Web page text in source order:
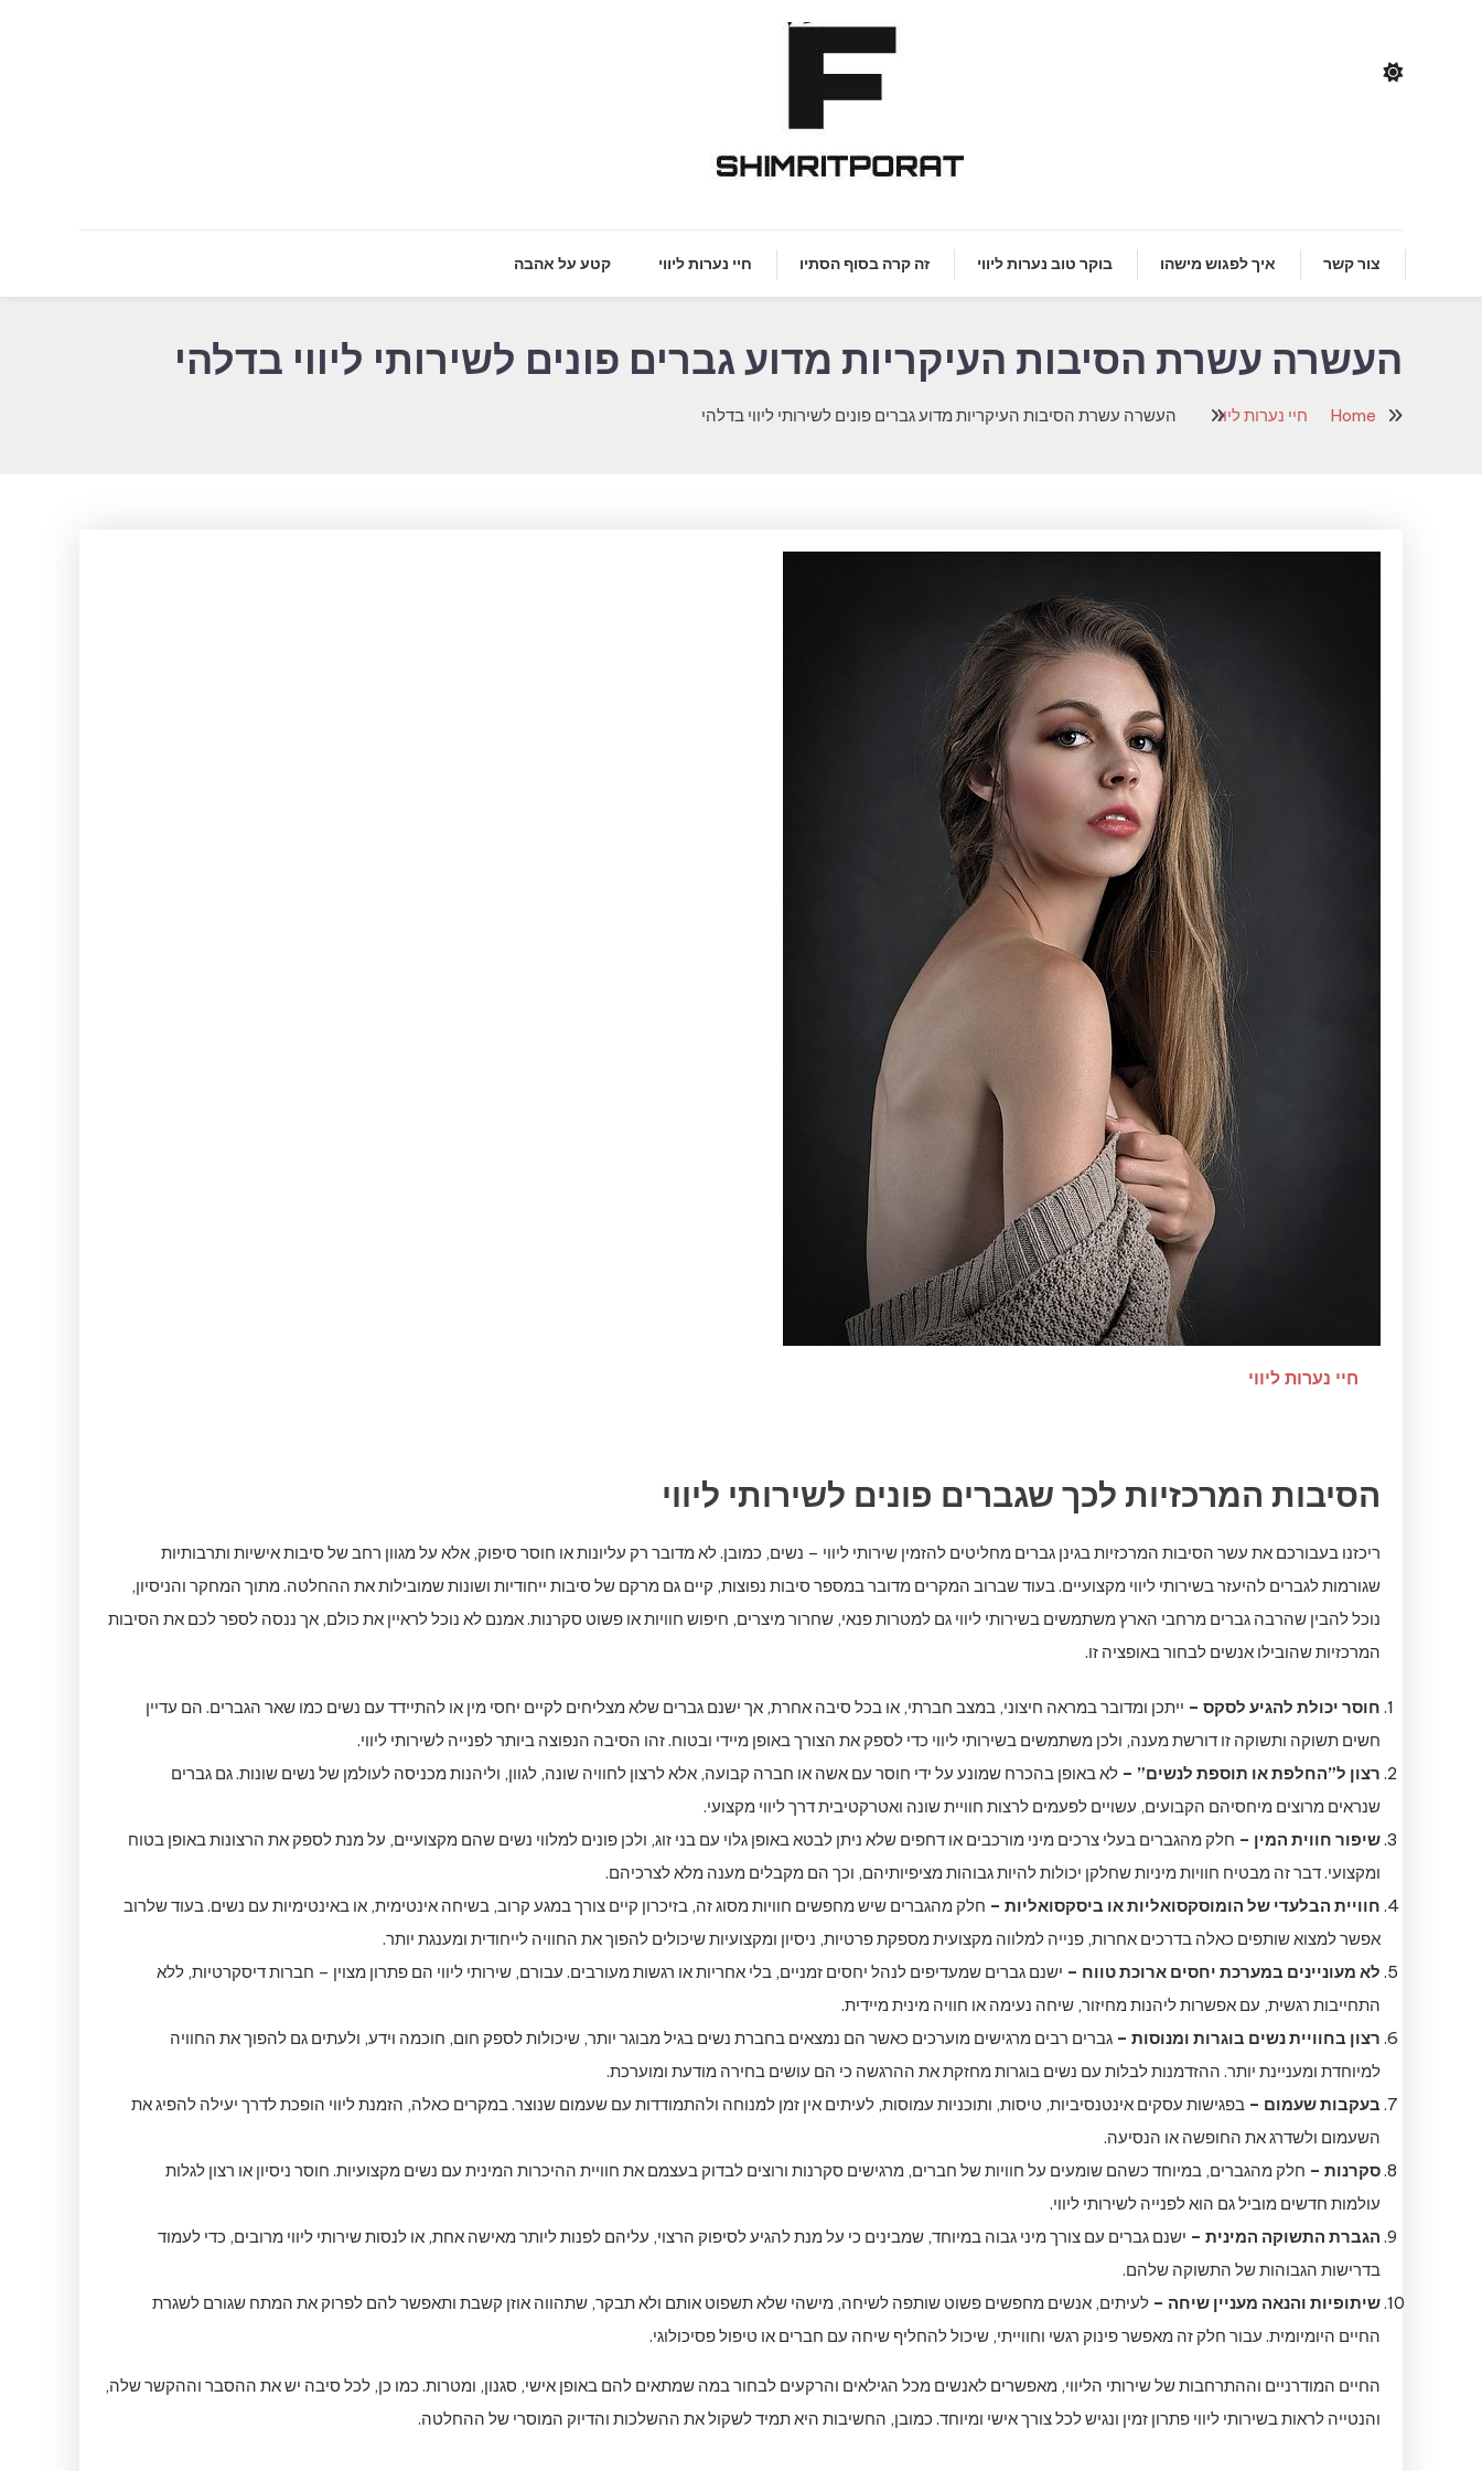
shimritporat צור קשר איך לפגוש מישהו בוקר טוב נערות ליווי זה קרה בסוף הסתיו חיי נערות ליווי קטע על אהבה
העשרה עשרת הסיבות העיקריות מדוע גברים פונים לשירותי ליווי בדלהי
Home חיי נערות ליווי העשרה עשרת הסיבות העיקריות מדוע גברים פונים לשירותי ליווי בדלהי
חיי נערות ליווי
הסיבות המרכזיות לכך שגברים פונים לשירותי ליווי
ריכזנו בעבורכם את עשר הסיבות המרכזיות בגינן גברים מחליטים להזמין שירותי ליווי – נשים, כמובן. לא מדובר רק עליונות או חוסר סיפוק, אלא על מגוון רחב של סיבות אישיות ותרבותיות
שגורמות לגברים להיעזר בשירותי ליווי מקצועיים. בעוד שברוב המקרים מדובר במספר סיבות נפוצות, קיים גם מרקם של סיבות ייחודיות ושונות שמובילות את ההחלטה. מתוך המחקר והניסיון,
נוכל להבין שהרבה גברים מרחבי הארץ משתמשים בשירותי ליווי גם למטרות פנאי, שחרור מיצרים, חיפוש חוויות או פשוט סקרנות. אמנם לא נוכל לראיין את כולם, אך ננסה לספר לכם את הסיבות
המרכזיות שהובילו אנשים לבחור באופציה זו.
חוסר יכולת להגיע לסקס – ייתכן ומדובר במראה חיצוני, במצב חברתי, או בכל סיבה אחרת, אך ישנם גברים שלא מצליחים לקיים יחסי מין או להתיידד עם נשים כמו שאר הגברים. הם עדיין
חשים תשוקה ותשוקה זו דורשת מענה, ולכן משתמשים בשירותי ליווי כדי לספק את הצורך באופן מיידי ובטוח. זהו הסיבה הנפוצה ביותר לפנייה לשירותי ליווי.
רצון ל”החלפת או תוספת לנשים” – לא באופן בהכרח שמונע על ידי חוסר עם אשה או חברה קבועה, אלא לרצון לחוויה שונה, לגוון, וליהנות מכניסה לעולמן של נשים שונות. גם גברים
שנראים מרוצים מיחסיהם הקבועים, עשויים לפעמים לרצות חוויית שונה ואטרקטיבית דרך ליווי מקצועי.
שיפור חווית המין – חלק מהגברים בעלי צרכים מיני מורכבים או דחפים שלא ניתן לבטא באופן גלוי עם בני זוג, ולכן פונים למלווי נשים שהם מקצועיים, על מנת לספק את הרצונות באופן בטוח
ומקצועי. דבר זה מבטיח חוויות מיניות שחלקן יכולות להיות גבוהות מציפיותיהם, וכך הם מקבלים מענה מלא לצרכיהם.
חוויית הבלעדי של הומוסקסואליות או ביסקסואליות – חלק מהגברים שיש מחפשים חוויות מסוג זה, בזיכרון קיים צורך במגע קרוב, בשיחה אינטימית, או באינטימיות עם נשים. בעוד שלרוב
אפשר למצוא שותפים כאלה בדרכים אחרות, פנייה למלווה מקצועית מספקת פרטיות, ניסיון ומקצועיות שיכולים להפוך את החוויה לייחודית ומענגת יותר.
לא מעוניינים במערכת יחסים ארוכת טווח – ישנם גברים שמעדיפים לנהל יחסים זמניים, בלי אחריות או רגשות מעורבים. עבורם, שירותי ליווי הם פתרון מצוין – חברות דיסקרטיות, ללא
התחייבות רגשית, עם אפשרות ליהנות מחיזור, שיחה נעימה או חוויה מינית מיידית.
רצון בחוויית נשים בוגרות ומנוסות – גברים רבים מרגישים מוערכים כאשר הם נמצאים בחברת נשים בגיל מבוגר יותר, שיכולות לספק חום, חוכמה וידע, ולעתים גם להפוך את החוויה
למיוחדת ומעניינת יותר. ההזדמנות לבלות עם נשים בוגרות מחזקת את ההרגשה כי הם עושים בחירה מודעת ומוערכת.
בעקבות שעמום – בפגישות עסקים אינטנסיביות, טיסות, ותוכניות עמוסות, לעיתים אין זמן למנוחה ולהתמודדות עם שעמום שנוצר. במקרים כאלה, הזמנת ליווי הופכת לדרך יעילה להפיג את
השעמום ולשדרג את החופשה או הנסיעה.
סקרנות – חלק מהגברים, במיוחד כשהם שומעים על חוויות של חברים, מרגישים סקרנות ורוצים לבדוק בעצמם את חוויית ההיכרות המינית עם נשים מקצועיות. חוסר ניסיון או רצון לגלות
עולמות חדשים מוביל גם הוא לפנייה לשירותי ליווי.
הגברת התשוקה המינית – ישנם גברים עם צורך מיני גבוה במיוחד, שמבינים כי על מנת להגיע לסיפוק הרצוי, עליהם לפנות ליותר מאישה אחת, או לנסות שירותי ליווי מרובים, כדי לעמוד
בדרישות הגבוהות של התשוקה שלהם.
שיתופיות והנאה מעניין שיחה – לעיתים, אנשים מחפשים פשוט שותפה לשיחה, מישהי שלא תשפוט אותם ולא תבקר, שתהווה אוזן קשבת ותאפשר להם לפרוק את המתח שגורם לשגרת
החיים היומיומית. עבור חלק זה מאפשר פינוק רגשי וחווייתי, שיכול להחליף שיחה עם חברים או טיפול פסיכולוגי.
החיים המודרניים וההתרחבות של שירותי הליווי, מאפשרים לאנשים מכל הגילאים והרקעים לבחור במה שמתאים להם באופן אישי, סגנון, ומטרות. כמו כן, לכל סיבה יש את ההסבר וההקשר שלה,
והנטייה לראות בשירותי ליווי פתרון זמין ונגיש לכל צורך אישי ומיוחד. כמובן, החשיבות היא תמיד לשקול את ההשלכות והדיוק המוסרי של ההחלטה.